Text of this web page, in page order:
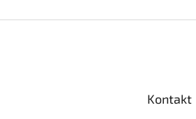
Kontakt